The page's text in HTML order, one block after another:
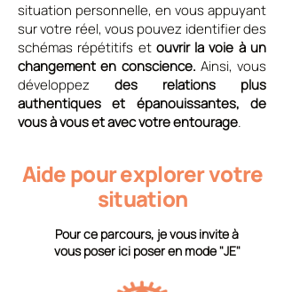
situation personnelle, en vous appuyant
sur votre réel, vous pouvez identifier des
schémas répétitifs et ouvrir la voie à un
changement en conscience. Ainsi, vous
développez des relations plus
authentiques et épanouissantes, de
vous à vous et avec votre entourage.
Aide pour explorer votre
situation
Pour ce parcours, je vous invite à
vous poser ici poser en mode "JE"